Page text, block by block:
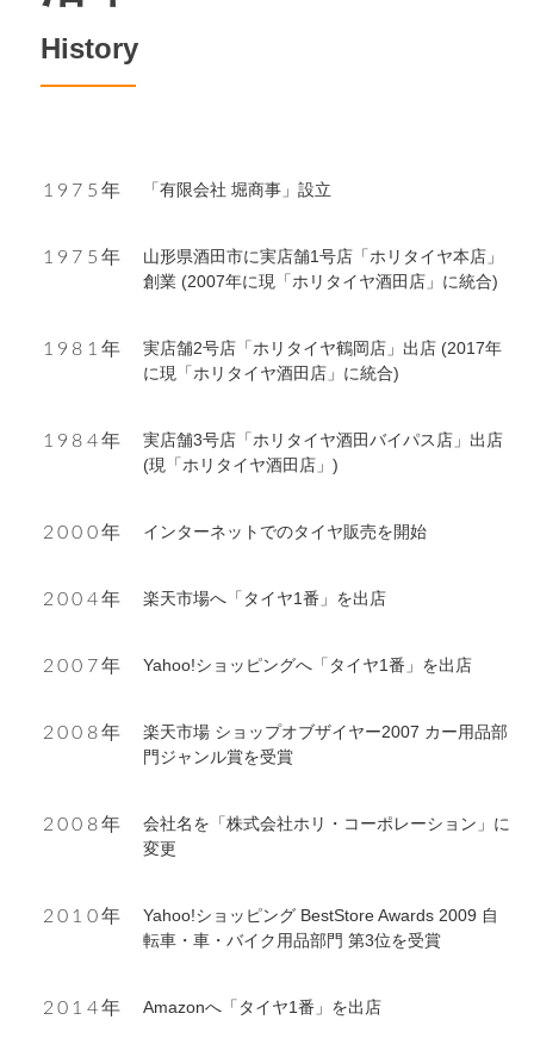
History
1975年 「有限会社 堀商事」設立
1975年
山形県酒田市に実店舗1号店「ホリタイヤ本店」
創業 (2007年に現「ホリタイヤ酒田店」に統合)
1981年
実店舗2号店「ホリタイヤ鶴岡店」出店 (2017年
に現「ホリタイヤ酒田店」に統合)
1984年
実店舗3号店「ホリタイヤ酒田バイパス店」出店
(現「ホリタイヤ酒田店」)
2000年 インターネットでのタイヤ販売を開始
2004年 楽天市場へ「タイヤ1番」を出店
2007年 Yahoo!ショッピングへ「タイヤ1番」を出店
2008年
楽天市場 ショップオブザイヤー2007 カー用品部
門ジャンル賞を受賞
2008年
会社名を「株式会社ホリ・コーポレーション」に
変更
2010年
Yahoo!ショッピング BestStore Awards 2009 自
転車・車・バイク用品部門 第3位を受賞
2014年 Amazonへ「タイヤ1番」を出店